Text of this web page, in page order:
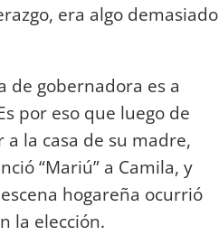
era algo demasiado
de gobernadora es a
por eso que luego de
la casa de su madre,
“Mariú” a Camila, y
hogareña ocurrió
la elección.